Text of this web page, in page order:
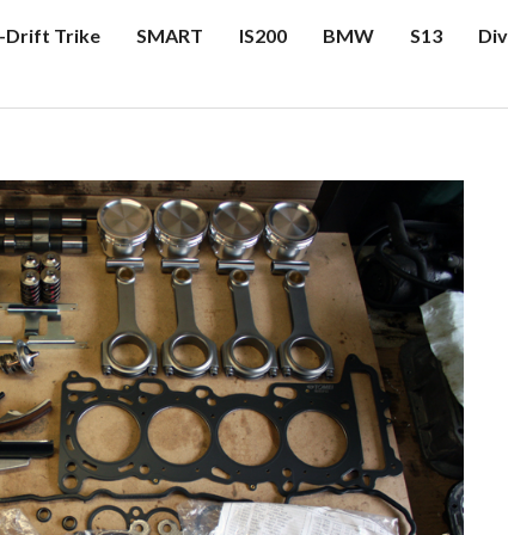
Drift Trike SMART IS200 BMW S13